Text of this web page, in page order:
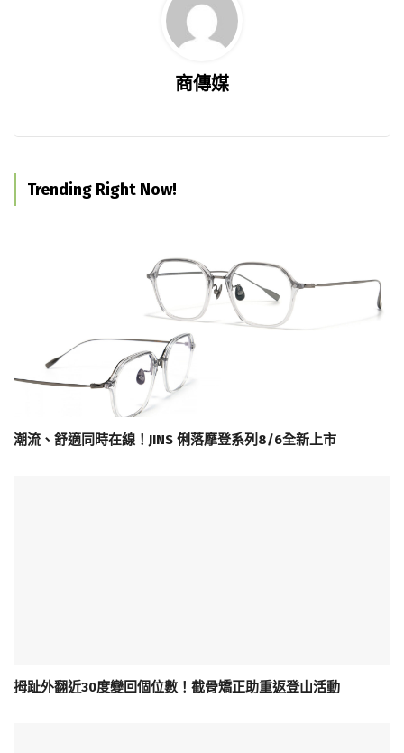
商傳媒
Trending Right Now!
潮流、舒適同時在線！JINS 俐落摩登系列8/6全新上市
拇趾外翻近30度變回個位數！截骨矯正助重返登山活動